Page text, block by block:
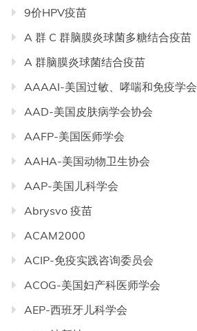
9价HPV疫苗
A 群 C 群脑膜炎球菌多糖结合疫苗
A 群脑膜炎球菌结合疫苗
AAAAI-美国过敏、哮喘和免疫学会
AAD-美国皮肤病学会协会
AAFP-美国医师学会
AAHA-美国动物卫生协会
AAP-美国儿科学会
Abrysvo 疫苗
ACAM2000
ACIP-免疫实践咨询委员会
ACOG-美国妇产科医师学会
AEP-西班牙儿科学会